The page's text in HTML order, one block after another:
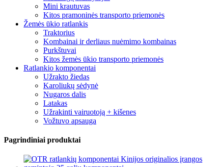
Mini krautuvas
Kitos pramoninės transporto priemonės
Žemės ūkio ratlankis
Traktorius
Kombainai ir derliaus nuėmimo kombainas
Purkštuvai
Kitos žemės ūkio transporto priemonės
Ratlankio komponentai
Užrakto žiedas
Karoliukų sėdynė
Nugaros dalis
Latakas
Užrakinti vairuotoją + kišenes
Vožtuvo apsauga
Pagrindiniai produktai